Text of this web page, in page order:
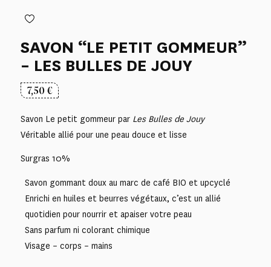
SAVON “LE PETIT GOMMEUR”
– LES BULLES DE JOUY
7,50€
Savon Le petit gommeur par Les Bulles de Jouy
Véritable allié pour une peau douce et lisse
Surgras 10%
Savon gommant doux au marc de café BIO et upcyclé
Enrichi en huiles et beurres végétaux, c’est un allié
quotidien pour nourrir et apaiser votre peau
Sans parfum ni colorant chimique
Visage – corps – mains